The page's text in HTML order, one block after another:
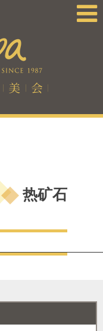
热矿石